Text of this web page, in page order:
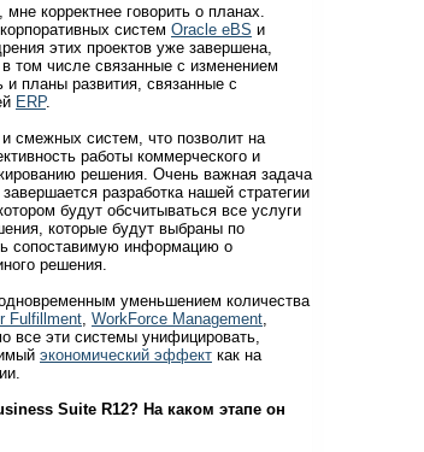
корректнее говорить о планах.
систем Oracle eBS и
этих проектов уже завершена,
том числе связанные с изменением
и планы развития, связанные с
ERP.
и смежных систем, что позволит на
работы коммерческого и
решения. Очень важная задача
разработка нашей стратегии
будут обсчитываться все услуги
которые будут выбраны по
сопоставимую информацию о
решения.
уменьшением количества
Fulfillment WorkForce Management
все эти системы унифицировать,
экономический эффект как на
Suite R12? На каком этапе он